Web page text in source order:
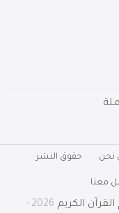
نحن حقوق النشر
معنا
الكريم 2026 -